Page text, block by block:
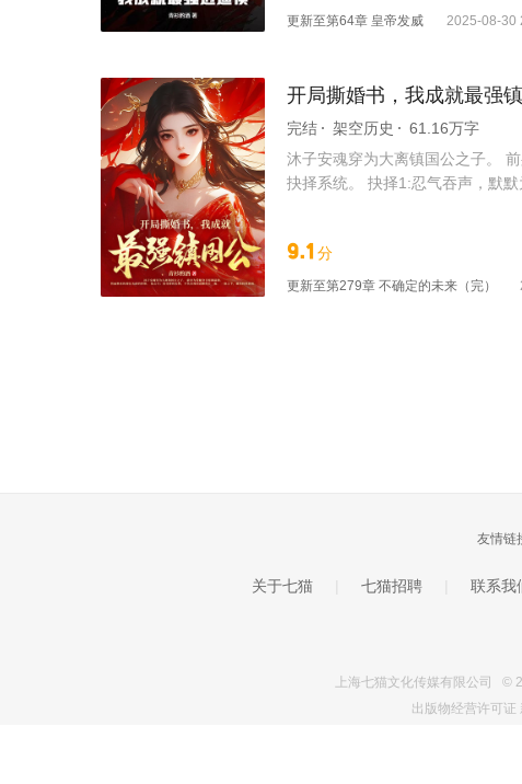
敌军胆寒：撼山易，撼沈叙难！
更新至第64章 皇帝发威 2025-08-30
开局撕婚书，我成就最强镇
完结 架空历史
61.16万字
沐子安魂穿为大离镇国公之子。
抉择系统。 抉择1:忍气吞声，默
情？只会影响我拔刀的速度！
9.1 分
更新至第279章 不确定的未来（完）
友情链
关于七猫 七猫招聘 联系我
上海七猫文化传媒有限公司 ©
出版物经营许可